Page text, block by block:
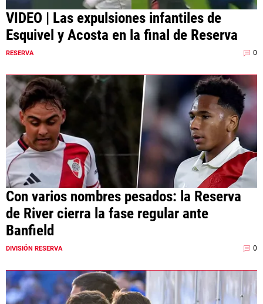
VIDEO | Las expulsiones infantiles de
Esquivel y Acosta en la final de Reserva
RESERVA 0
Con varios nombres pesados: la Reserva
de River cierra la fase regular ante
Banfield
DIVISIÓN RESERVA 0